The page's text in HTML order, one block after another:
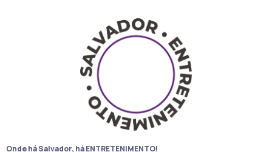
Onde há Salvador, há ENTRETENIMENTO!